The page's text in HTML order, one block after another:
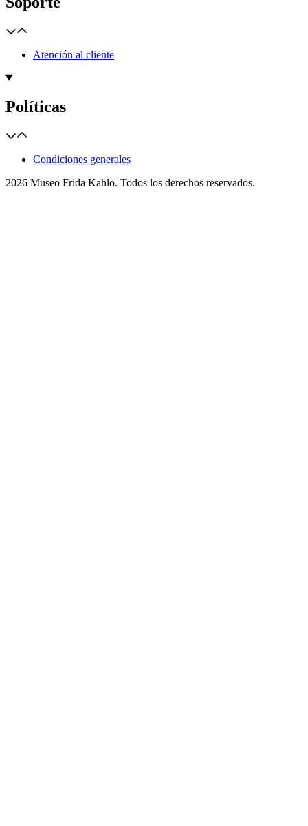
Atención al cliente
Políticas
Condiciones generales
2026 Museo Frida Kahlo. Todos los derechos reservados.